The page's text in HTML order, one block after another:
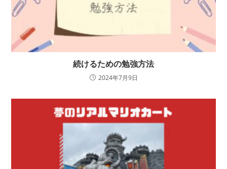
続けるための勉強方法
2024年7月9日